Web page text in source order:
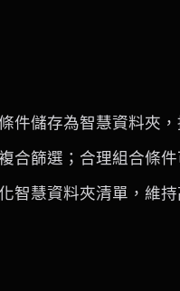
件儲存為智慧資料夾，
合篩選；合理組合條
智慧資料夾清單，維持